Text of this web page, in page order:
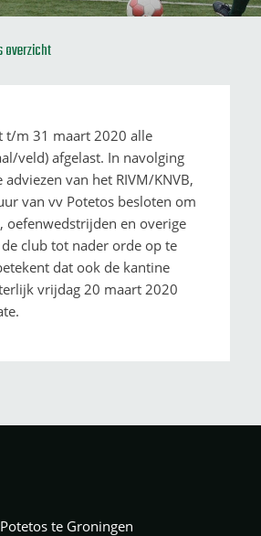
overzicht
t/m 31 maart 2020 alle
veld) afgelast. In navolging
adviezen van het RIVM/KNVB,
van vv Potetos besloten om
oefenwedstrijden en overige
club tot nader orde op te
dat ook de kantine
vrijdag 20 maart 2020
te Groningen